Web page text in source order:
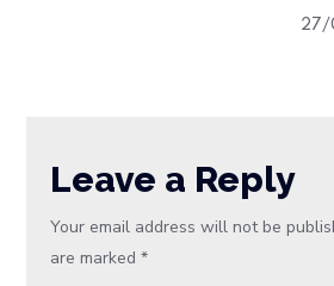
27/
Leave a Reply
Your email address will not be
are marked*